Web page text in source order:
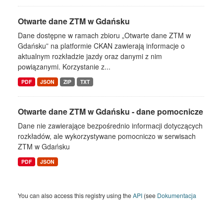
Otwarte dane ZTM w Gdańsku
Dane dostępne w ramach zbioru „Otwarte dane ZTM w
Gdańsku” na platformie CKAN zawierają informacje o
aktualnym rozkładzie jazdy oraz danymi z nim
powiązanymi. Korzystanie z...
PDF JSON ZIP TXT
Otwarte dane ZTM w Gdańsku - dane pomocnicze
Dane nie zawierające bezpośrednio informacji dotyczących
rozkładów, ale wykorzystywane pomocniczo w serwisach
ZTM w Gdańsku
PDF JSON
You can also access this registry using theAPI (see Dokumentacja